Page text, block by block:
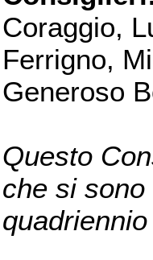
Coraggio,
Ferrigno,
Generoso
Questo
che si